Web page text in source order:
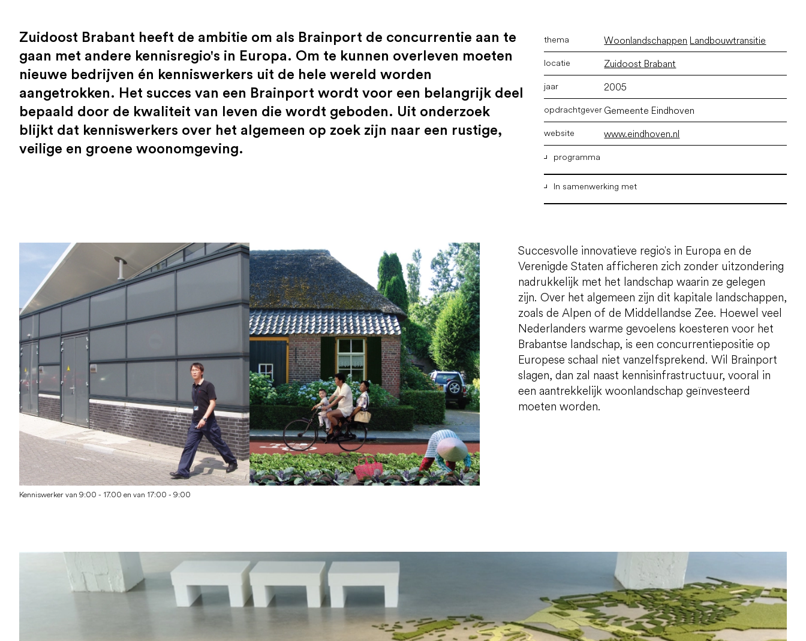
Zuidoost Brabant heeft de ambitie om als Brainport de concurrentie aan te
gaan met andere kennisregio's in Europa. Om te kunnen overleven moeten
nieuwe bedrijven én kenniswerkers uit de hele wereld worden
aangetrokken. Het succes van een Brainport wordt voor een belangrijk deel
bepaald door de kwaliteit van leven die wordt geboden. Uit onderzoek
blijkt dat kenniswerkers over het algemeen op zoek zijn naar een rustige,
veilige en groene woonomgeving.
Woonlandschappen Landbouwtransitie
Zuidoost Brabant
2005
Gemeente Eindhoven
www.eindhoven.nl
programma
Woonmileus en landschapontwikkeling
In samenwerking met
Kenniswerker van 9:00 - 17.00 en van 17:00 - 9:00
Succesvolle innovatieve regio's in Europa en de
Verenigde Staten afficheren zich zonder uitzondering
nadrukkelijk met het landschap waarin ze gelegen
zijn. Over het algemeen zijn dit kapitale landschappen,
zoals de Alpen of de Middellandse Zee. Hoewel veel
Nederlanders warme gevoelens koesteren voor het
Brabantse landschap, is een concurrentiepositie op
Europese schaal niet vanzelfsprekend. Wil Brainport
slagen, dan zal naast kennisinfrastructuur, vooral in
een aantrekkelijk woonlandschap geïnvesteerd
moeten worden.